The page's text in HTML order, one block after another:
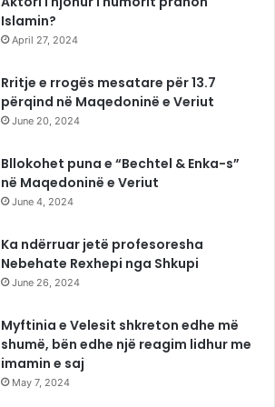
Islamin?
April 27, 2024
Rritje e rrogës mesatare për 13.7
përqind në Maqedoninë e Veriut
June 20, 2024
Bllokohet puna e “Bechtel & Enka-s”
në Maqedoninë e Veriut
June 4, 2024
Ka ndërruar jetë profesoresha
Nebehate Rexhepi nga Shkupi
June 26, 2024
Myftinia e Velesit shkreton edhe më
shumë, bën edhe një reagim lidhur me
imamin e saj
May 7, 2024